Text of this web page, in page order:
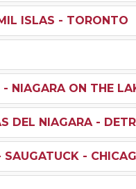
ISLAS - TORONTO
NIAGARA ON THE
DEL NIAGARA -
-